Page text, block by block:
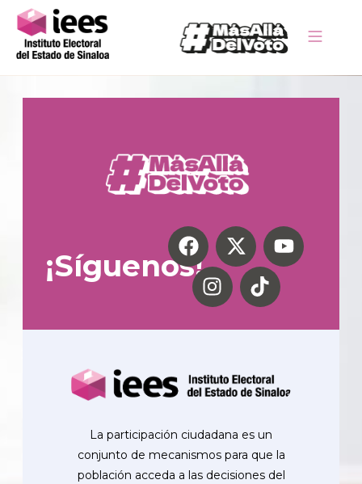
¡Síguenos!
La participación ciudadana es un
conjunto de mecanismos para que la
población acceda a las decisiones del